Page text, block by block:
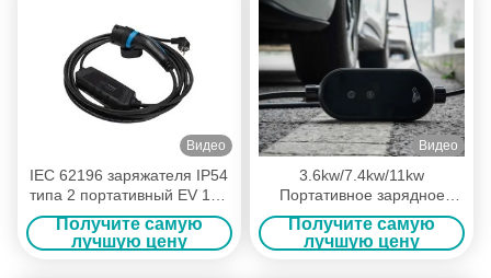
Видео
IEC 62196 заряжателя IP54
типа 2 портативный EV 16A
3.6kW для электрического
автомобиля
Получите самую
лучшую цену
Видео
3.6kw/7.4kw/11kw
Портативное зарядное
устройство для
электромобилей типа 2
Получите самую
лучшую цену